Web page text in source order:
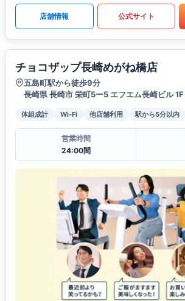
店舗情報 公式サイト
チョコザップ長崎めがね橋店
五島町駅から徒歩9分
長崎県 長崎市 栄町5ー5 エフエム長崎ビル 1F
体組成計 Wi-Fi 他店舗利用 駅から5分以内
営業時間
24:00間